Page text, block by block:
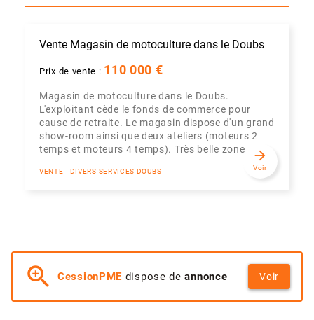
Vente Magasin de motoculture dans le Doubs
Prix de vente : 110 000 €
Magasin de motoculture dans le Doubs.
L'exploitant cède le fonds de commerce pour
cause de retraite. Le magasin dispose d'un grand
show-room ainsi que deux ateliers (moteurs 2
temps et moteurs 4 temps). Très belle zone...
VENTE - DIVERS SERVICES DOUBS
arrow_forward
Voir
zoom_in CessionPME dispose deannonce Voir